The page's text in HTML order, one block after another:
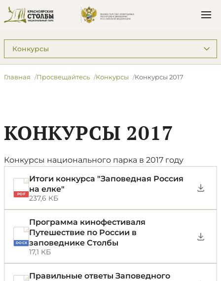
Подразделы: Просвещайтесь
Главная Просвещайтесь Конкурсы Конкурсы 2017
КОНКУРСЫ 2017
Конкурсы национального парка в 2017 году
PDF
Итоги конкурса "Заповедная Россия
на елке"
237,6 КБ
DOCX
Программа кинофестиваля
Путешествие по России в
заповеднике Столбы
17,1 КБ
Правильные ответы Заповедного